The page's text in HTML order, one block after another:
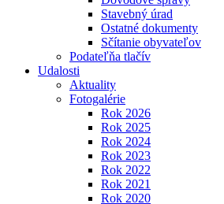
Stavebný úrad
Ostatné dokumenty
Sčítanie obyvateľov
Podateľňa tlačív
Udalosti
Aktuality
Fotogalérie
Rok 2026
Rok 2025
Rok 2024
Rok 2023
Rok 2022
Rok 2021
Rok 2020